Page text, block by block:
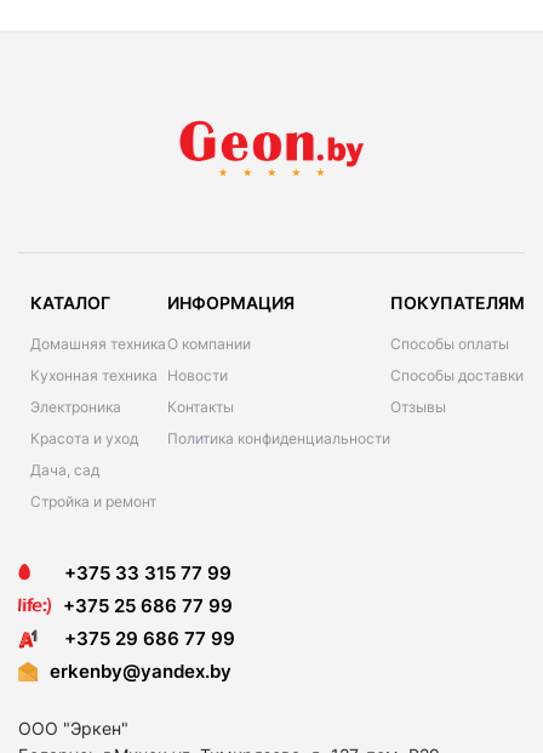
КАТАЛОГ
Домашняя техника
Кухонная техника
Электроника
Красота и уход
Дача, сад
Стройка и ремонт
ИНФОРМАЦИЯ
О компании
Новости
Контакты
Политика конфиденциальности
ПОКУПАТЕЛЯМ
Способы оплаты
Способы доставки
Отзывы
+375 33 315 77 99
+375 25 686 77 99
+375 29 686 77 99
erkenby@yandex.by
ООО "Эркен"